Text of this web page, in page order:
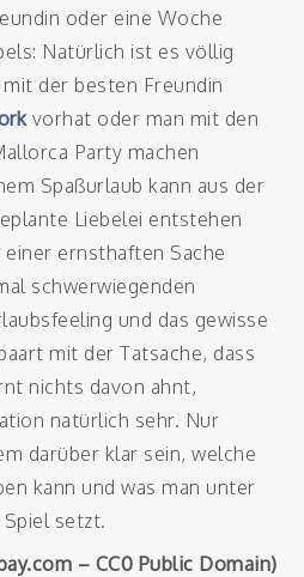
oder eine Woche
Natürlich ist es völlig
der besten Freundin
vorhat oder man mit den
Party machen
Spaßurlaub kann aus der
Liebelei entstehen
ernsthaften Sache
schwerwiegenden
und das gewisse
mit der Tatsache, dass
nichts davon ahnt,
natürlich sehr. Nur
darüber klar sein, welche
kann und was man unter
setzt.
– CC0 Public Domain)